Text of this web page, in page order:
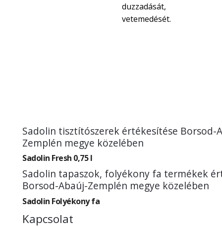
duzzadását,
vetemedését.
Sadolin tisztítószerek értékesítése Borsod-
Zemplén megye közelében
Sadolin Fresh 0,75 l
Sadolin tapaszok, folyékony fa termékek
Borsod-Abaúj-Zemplén megye közelében
Sadolin Folyékony fa
Kapcsolat